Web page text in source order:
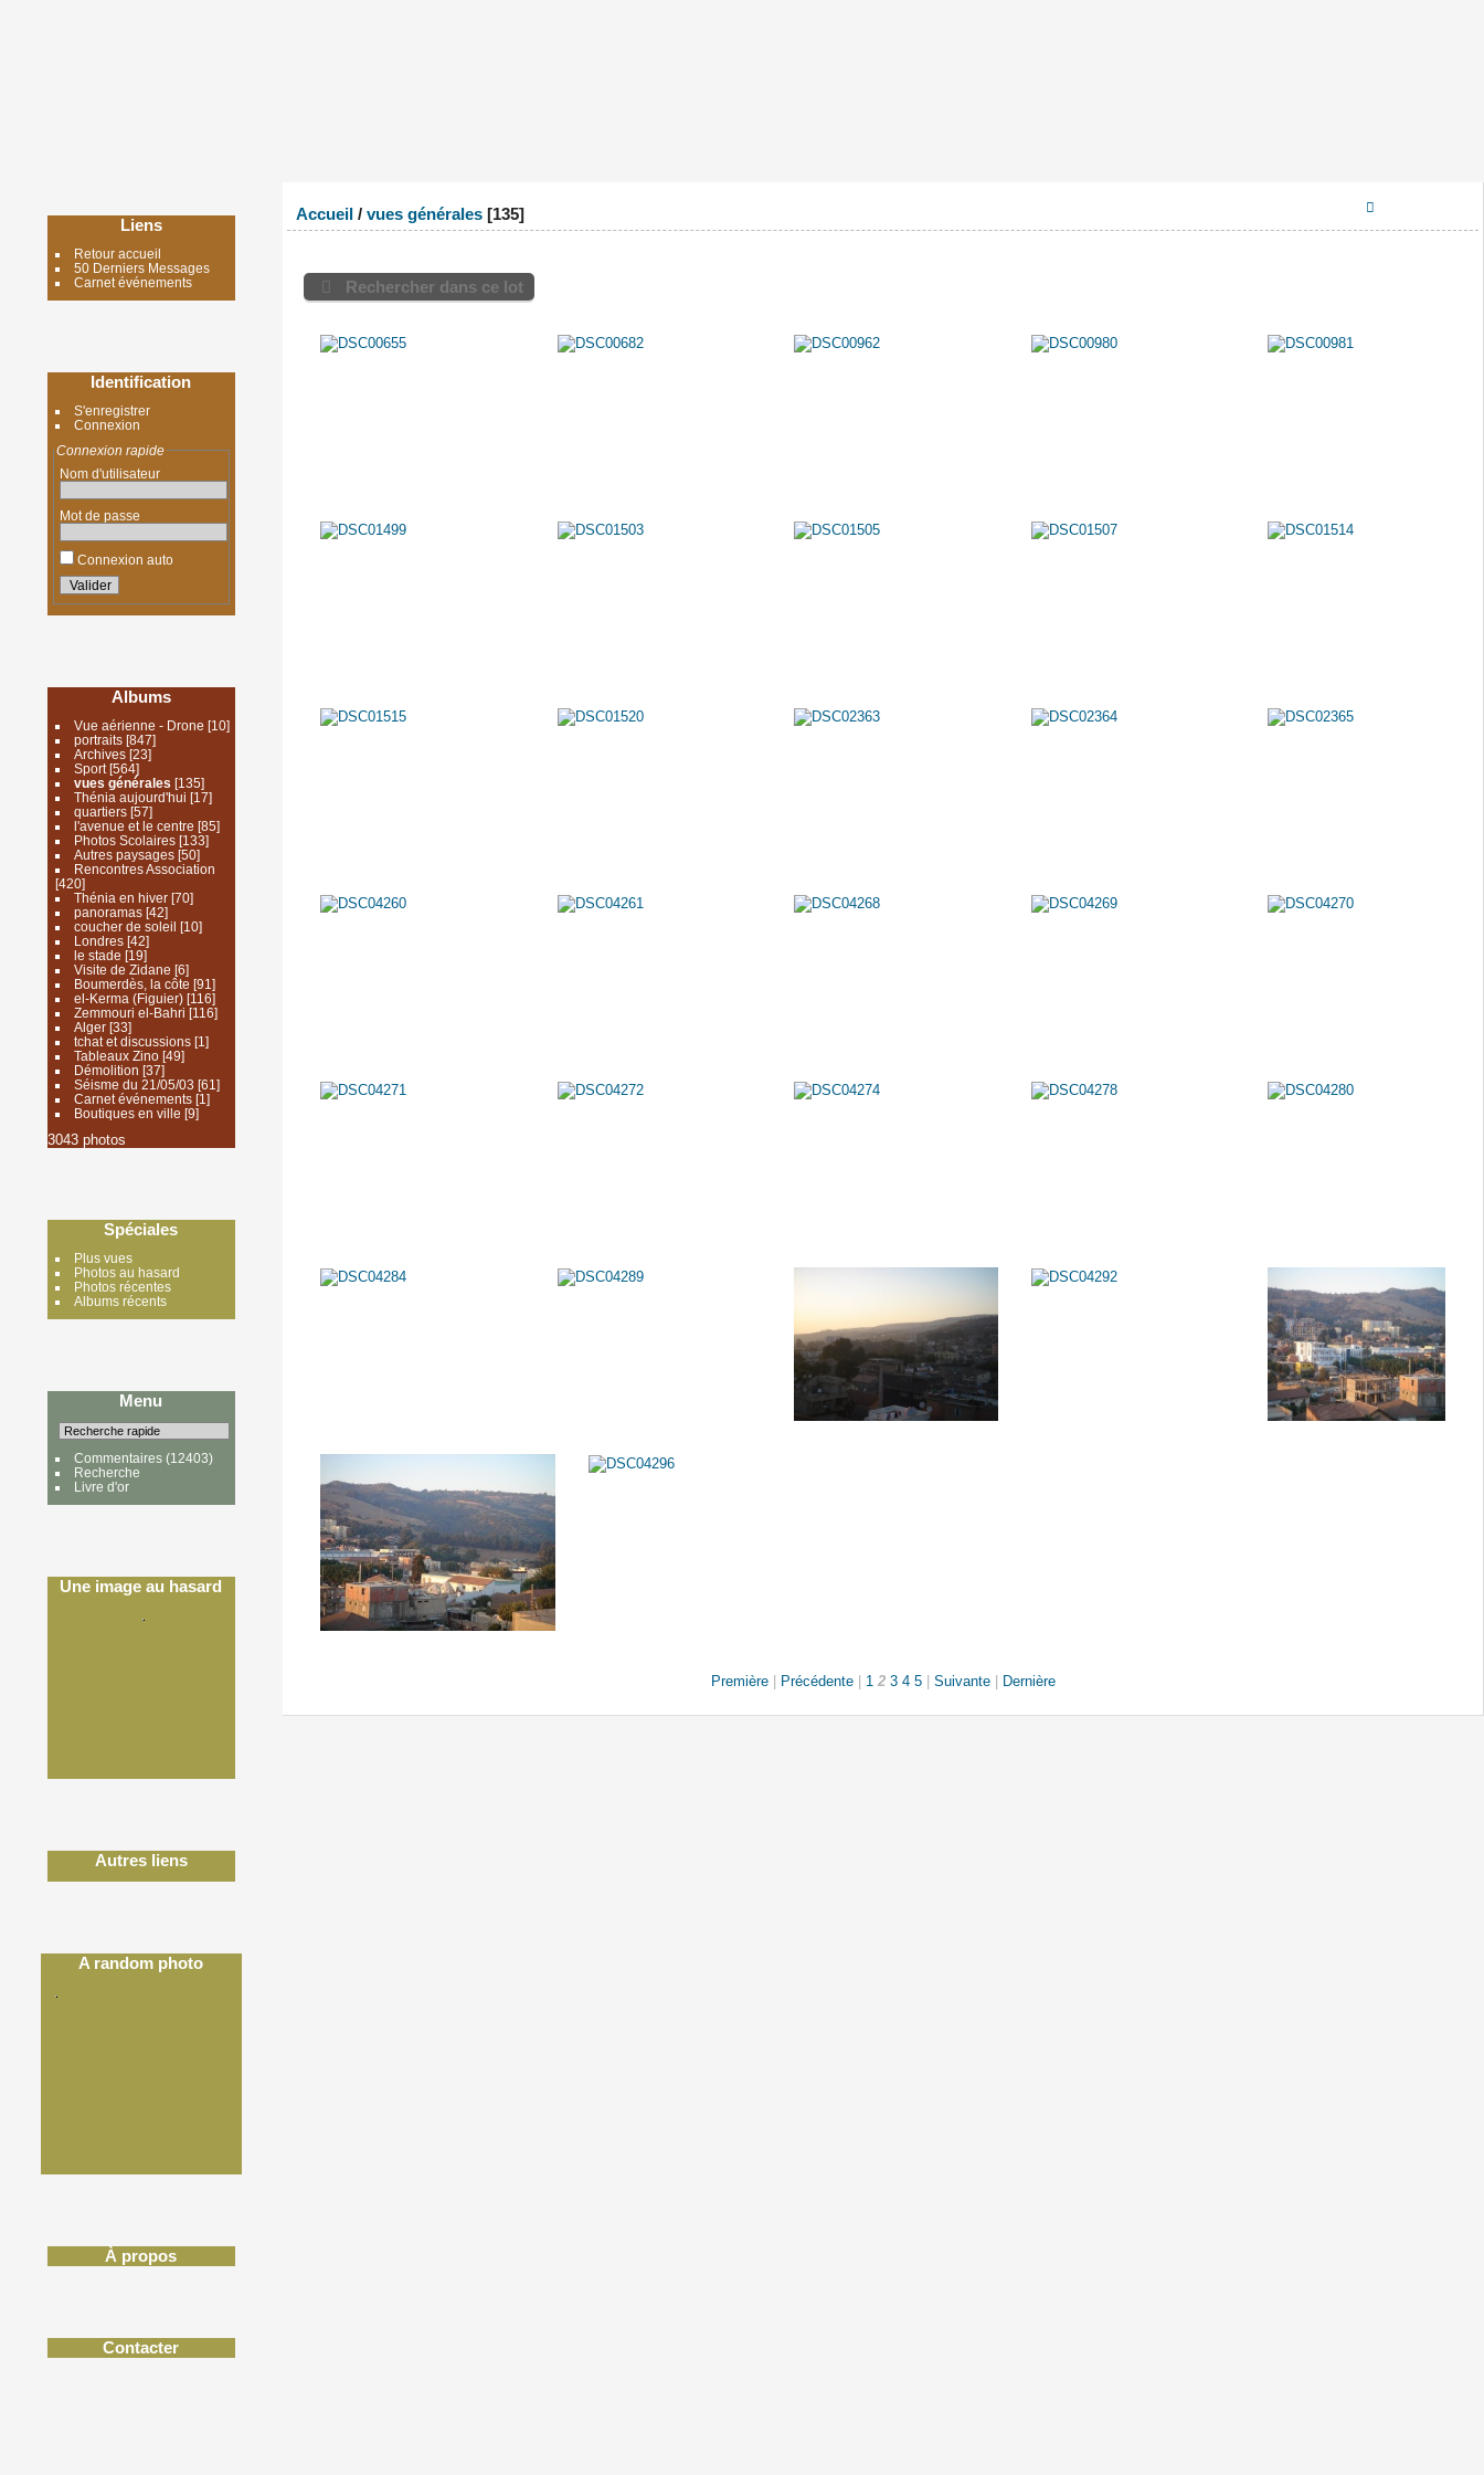
Liens
Retour accueil
50 Derniers Messages
Carnet événements
Identification
S'enregistrer
Connexion
Connexion rapide
Nom d'utilisateur
Mot de passe
Connexion auto
Albums
Vue aérienne - Drone [10]
portraits[847]
Archives [23]
Sport[564]
vues générales [135]
Thénia aujourd'hui [17]
quartiers[57]
l'avenue et le centre [85]
Photos Scolaires[133]
Autres paysages[50]
Rencontres Association
[420]
Thénia en hiver[70]
panoramas[42]
coucher de soleil [10]
Londres[42]
le stade [19]
Visite de Zidane [6]
Boumerdès, la côte [91]
el-Kerma (Figuier)[116]
Zemmouri el-Bahri [116]
Alger[33]
tchat et discussions[1]
Tableaux Zino[49]
Démolition [37]
Séisme du 21/05/03 [61]
Carnet événements[1]
Boutiques en ville [9]
3043 photos
Spéciales
Plus vues
Photos au hasard
Photos récentes
Albums récents
Menu
Commentaires(12403)
Recherche
Livre d'or
Une image au hasard
Autres liens
A random photo
À propos
Contacter
Accueil/ vues générales 135
Rechercher dans ce lot
Première| Précédente| 1 2 3 4 5 Suivante Dernière